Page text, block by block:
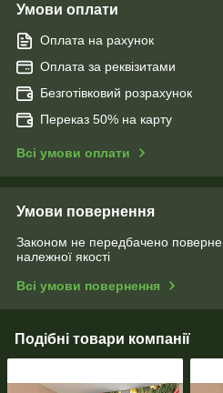
Умови оплати
Оплата на рахунок
Оплата за реквізитами
Безготівковий розрахунок
Переказ 50% на карту
Всі умови оплати
Умови повернення
Законом не передбачено
належної якості
Всі умови повернення
Подібні товари компанії